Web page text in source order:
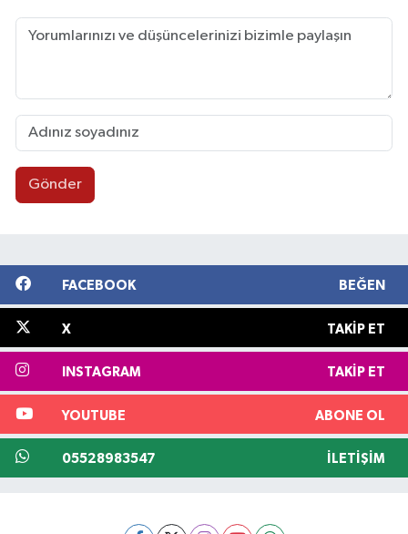
Gönder
FACEBOOK BEĞEN
X TAKIP ET
INSTAGRAM TAKIP ET
YOUTUBE ABONE OL
05528983547 İLETIŞIM